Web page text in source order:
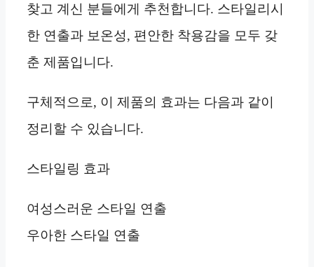
찾고 계신 분들에게 추천합니다. 스타일리시
한 연출과 보온성, 편안한 착용감을 모두 갖
춘 제품입니다.
구체적으로, 이 제품의 효과는 다음과 같이
정리할 수 있습니다.
스타일링 효과
여성스러운 스타일 연출
우아한 스타일 연출